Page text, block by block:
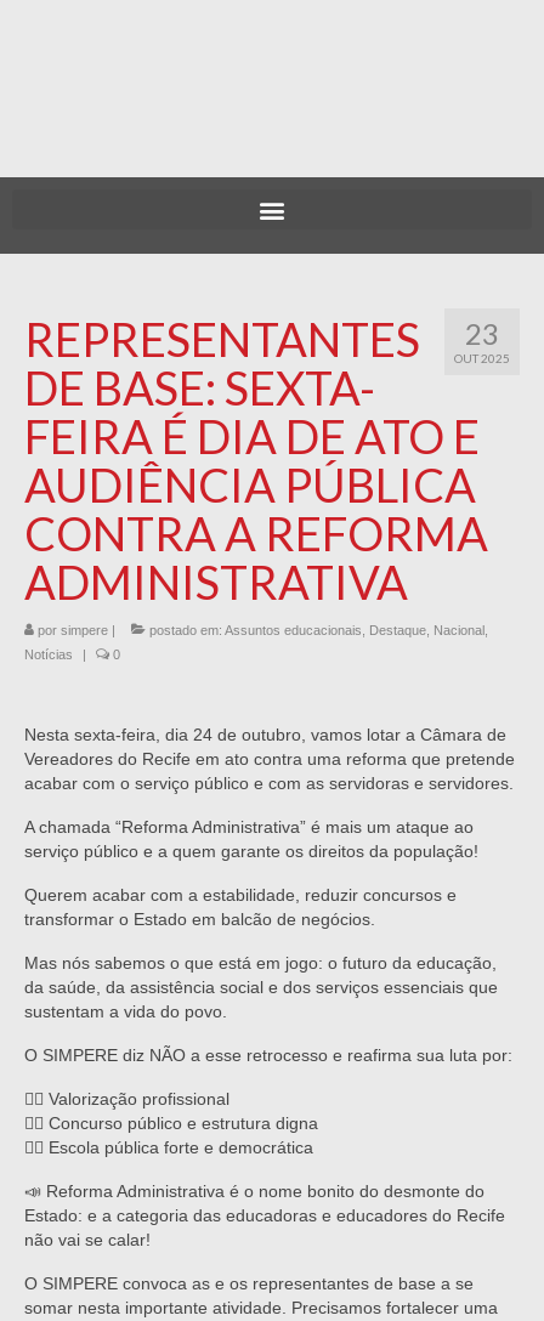
23
OUT 2025
REPRESENTANTES
DE BASE: SEXTA-
FEIRA É DIA DE ATO E
AUDIÊNCIA PÚBLICA
CONTRA A REFORMA
ADMINISTRATIVA
por simpere | postado em: Assuntos educacionais Destaque Nacional
Notícias
| 0
Nesta sexta-feira, dia 24 de outubro, vamos lotar a Câmara de
Vereadores do Recife em ato contra uma reforma que pretende
acabar com o serviço público e com as servidoras e servidores.
A chamada “Reforma Administrativa” é mais um ataque ao
serviço público e a quem garante os direitos da população!
Querem acabar com a estabilidade, reduzir concursos e
transformar o Estado em balcão de negócios.
Mas nós sabemos o que está em jogo: o futuro da educação,
da saúde, da assistência social e dos serviços essenciais que
sustentam a vida do povo.
O SIMPERE diz NÃO a esse retrocesso e reafirma sua luta por:
✊🏾 Valorização profissional
✊🏾 Concurso público e estrutura digna
✊🏾 Escola pública forte e democrática
📣 Reforma Administrativa é o nome bonito do desmonte do
Estado: e a categoria das educadoras e educadores do Recife
não vai se calar!
O SIMPERE convoca as e os representantes de base a se
somar nesta importante atividade. Precisamos fortalecer uma